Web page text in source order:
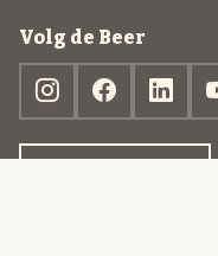
Volg de Beer